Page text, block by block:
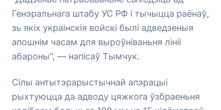
Генэральнага штабу УС РФ і тычыцца раёнаў,
зь якіх украінскія войскі былі адведзеныя
апошнім часам для выроўніваньня лініі
абароны”, — напісаў Тымчук.
Сілы антытэрарыстычнай апэрацыі
рыхтуюцца да адводу цяжкога ўзбраеньня